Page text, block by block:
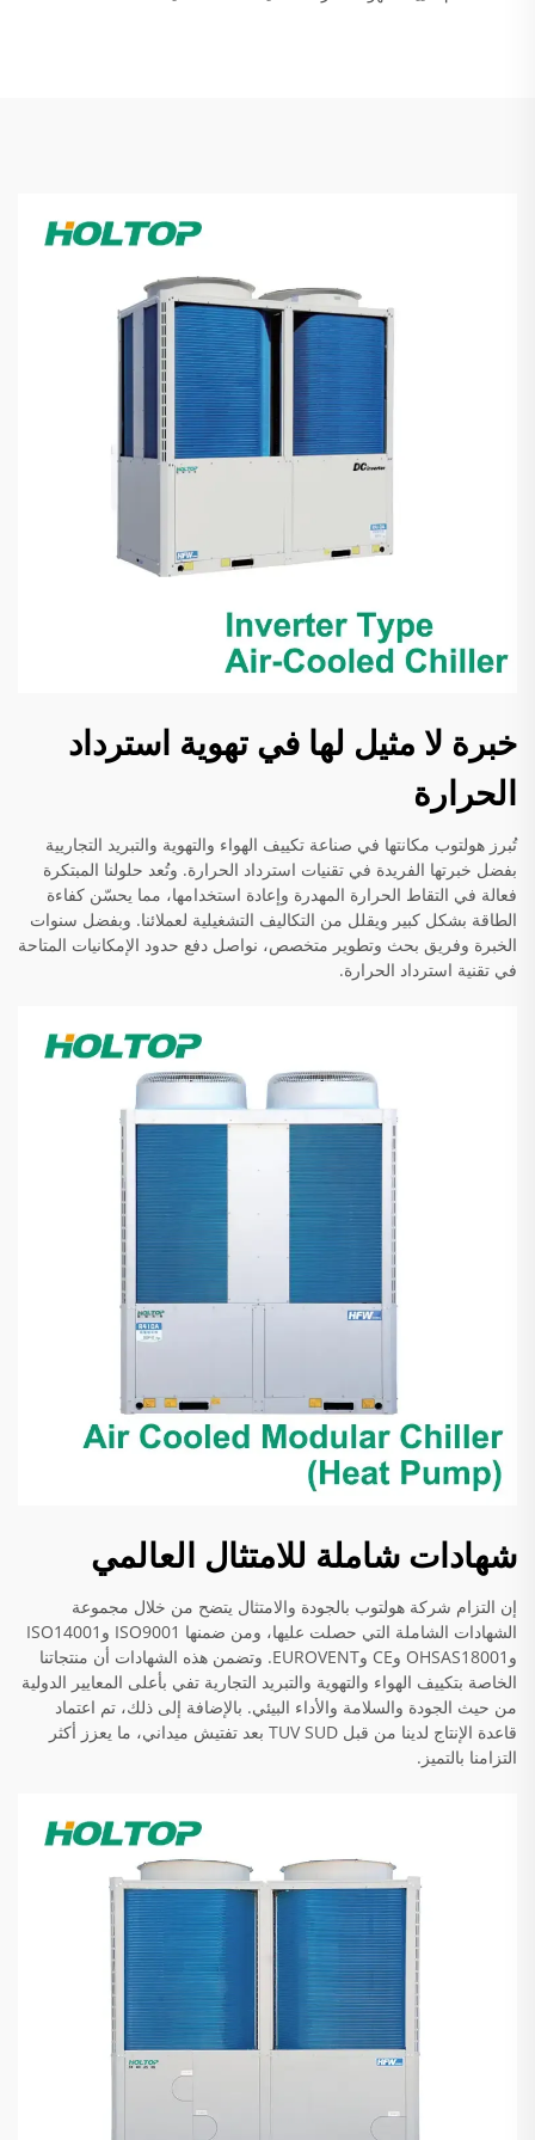
خبرة لا مثيل لها في تهوية استرداد
الحرارة
تُبرز هولتوب مكانتها في صناعة تكييف الهواء والتهوية والتبريد التجاريية
بفضل خبرتها الفريدة في تقنيات استرداد الحرارة. وتُعد حلولنا المبتكرة
فعالة في التقاط الحرارة المهدرة وإعادة استخدامها، مما يحسّن كفاءة
الطاقة بشكل كبير ويقلل من التكاليف التشغيلية لعملائنا. وبفضل سنوات
الخبرة وفريق بحث وتطوير متخصص، نواصل دفع حدود الإمكانيات المتاحة
في تقنية استرداد الحرارة.
شهادات شاملة للامتثال العالمي
إن التزام شركة هولتوب بالجودة والامتثال يتضح من خلال مجموعة
الشهادات الشاملة التي حصلت عليها، ومن ضمنها ISO9001 وISO14001
وOHSAS18001 وCE وEUROVENT. وتضمن هذه الشهادات أن منتجاتنا
الخاصة بتكييف الهواء والتهوية والتبريد التجارية تفي بأعلى المعايير الدولية
من حيث الجودة والسلامة والأداء البيئي. بالإضافة إلى ذلك، تم اعتماد
قاعدة الإنتاج لدينا من قبل TUV SUD بعد تفتيش ميداني، ما يعزز أكثر
التزامنا بالتميز.